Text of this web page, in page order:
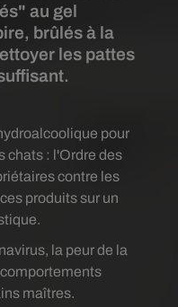
au gel
brûlés à la
les pattes
pour
chats : l'Ordre des
contre les
produits sur un
la peur de la
maîtres.